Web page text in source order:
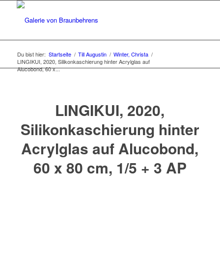
Du bist hier: Startseite / Till Augustin / Winter, Christa /
LINGIKUI, 2020, Silikonkaschierung hinter Acrylglas auf
Alucobond, 60 x...
LINGIKUI, 2020,
Silikonkaschierung hinter
Acrylglas auf Alucobond,
60 x 80 cm, 1/5 + 3 AP